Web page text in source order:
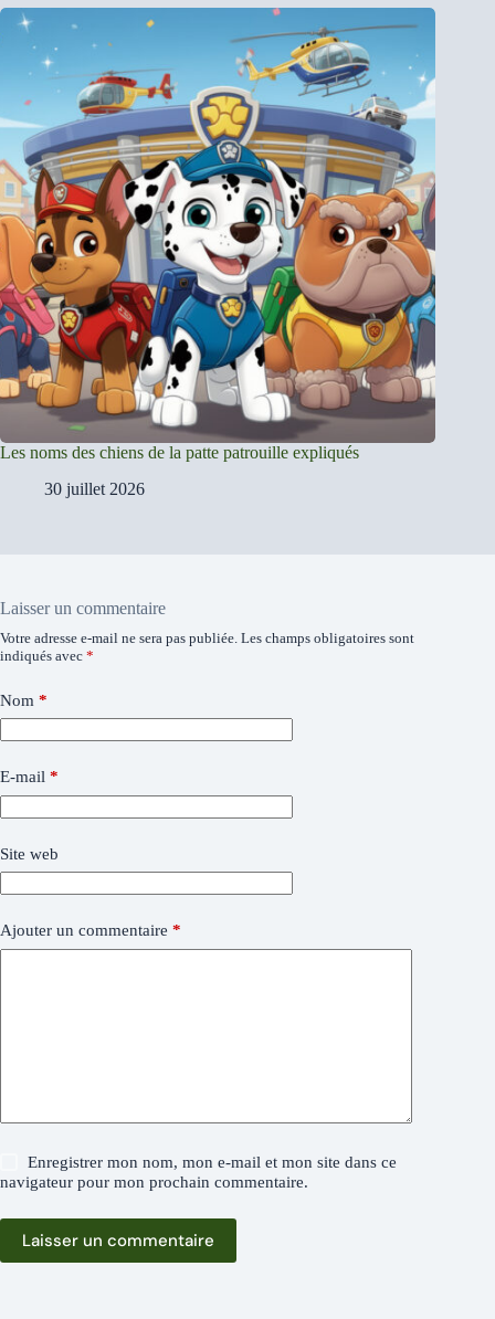
Les noms des chiens de la patte patrouille expliqués
30 juillet 2026
Laisser un commentaire
Votre adresse e-mail ne sera pas publiée. Les champs obligatoires sont
indiqués avec *
Nom *
E-mail *
Site web
Ajouter un commentaire *
Enregistrer mon nom, mon e-mail et mon site dans ce
navigateur pour mon prochain commentaire.
Laisser un commentaire